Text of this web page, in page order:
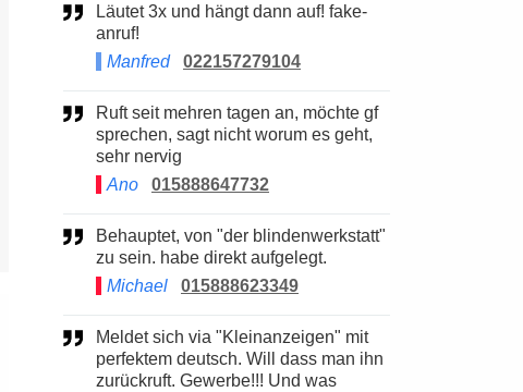
Läutet 3x und hängt dann auf! fake-
anruf!
Manfred
022157279104
Ruft seit mehren tagen an, möchte gf
sprechen, sagt nicht worum es geht,
sehr nervig
Ano
015888647732
Behauptet, von "der blindenwerkstatt"
zu sein. habe direkt aufgelegt.
Michael
015888623349
Meldet sich via "Kleinanzeigen" mit
perfektem deutsch. Will dass man ihn
zurückruft. Gewerbe!!! Und was